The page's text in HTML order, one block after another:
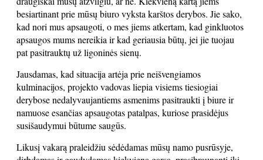
besiartinant prie mūsų biuro vyksta karštos derybos. Jie sako,
kad nori mus apsaugoti, o mes jiems atkertam, kad ginkluotos
apsaugos mums nereikia ir kad geriausia būtų, jei jie tuojau
pat pasitrauktų už ligoninės sienų.
Jausdamas, kad situacija artėja prie neišvengiamos
kulminacijos, projekto vadovas liepia visiems tiesiogiai
derybose nedalyvaujantiems asmenims pasitraukti į biure ir
namuose esančias apsaugotas patalpas, kuriose prasidėjus
susišaudymui būtume saugūs.
Likusį vakarą praleidžiu sėdėdamas mūsų namo pusrūsyje,